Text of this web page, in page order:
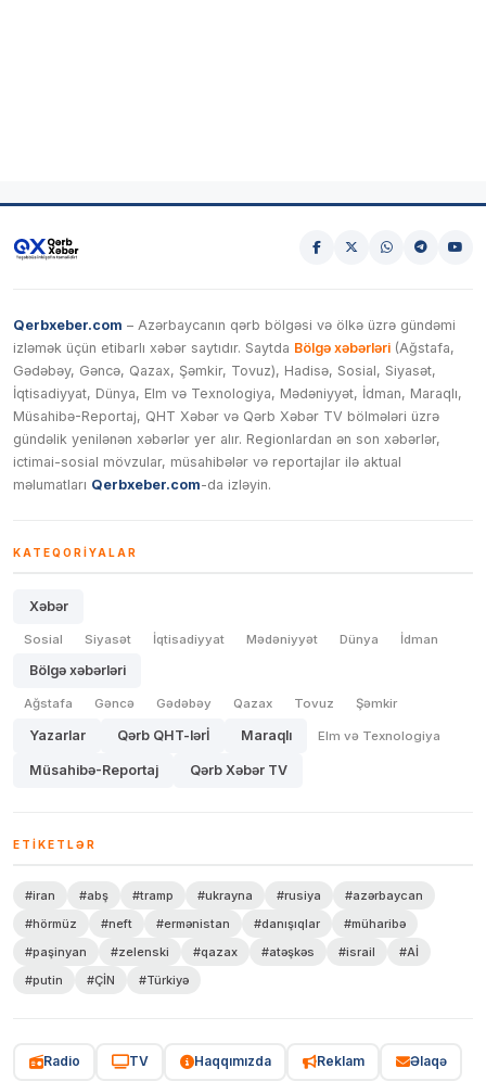
Qerbxeber.com – Azərbaycanın qərb bölgəsi və ölkə üzrə gündəmi
izləmək üçün etibarlı xəbər saytıdır. Saytda Bölgə xəbərləri (Ağstafa,
Gədəbəy, Gəncə, Qazax, Şəmkir, Tovuz), Hadisə, Sosial, Siyasət,
İqtisadiyyat, Dünya, Elm və Texnologiya, Mədəniyyət, İdman, Maraqlı,
Müsahibə-Reportaj, QHT Xəbər və Qərb Xəbər TV bölmələri üzrə
gündəlik yenilənən xəbərlər yer alır. Regionlardan ən son xəbərlər,
ictimai-sosial mövzular, müsahibələr və reportajlar ilə aktual
məlumatları Qerbxeber.com-da izləyin.
KATEQORIYALAR
Xəbər
Sosial Siyasət İqtisadiyyat Mədəniyyət Dünya İdman
Bölgə xəbərləri
Ağstafa Gəncə Gədəbəy Qazax Tovuz Şəmkir
Yazarlar Qərb QHT-lərİ Maraqlı Elm və Texnologiya
Müsahibə-Reportaj Qərb Xəbər TV
ETIKETLƏR
#iran #abş #tramp #ukrayna #rusiya
#azərbaycan
#hörmüz
#neft #ermənistan #danışıqlar
#müharibə
#paşinyan
#zelenski #qazax #atəşkəs #israil
#Aİ
#putin
#ÇİN #Türkiyə
Radio TV Haqqımızda Reklam Əlaqə